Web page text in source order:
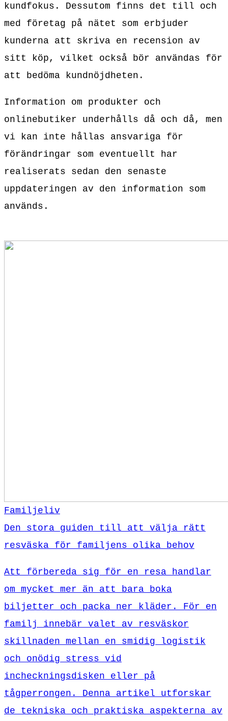
kundfokus. Dessutom finns det till och
med företag på nätet som erbjuder
kunderna att skriva en recension av
sitt köp, vilket också bör användas för
att bedöma kundnöjdheten.
Information om produkter och
onlinebutiker underhålls då och då, men
vi kan inte hållas ansvariga för
förändringar som eventuellt har
realiserats sedan den senaste
uppdateringen av den information som
används.
Familjeliv
Den stora guiden till att välja rätt
resväska för familjens olika behov
Att förbereda sig för en resa handlar
om mycket mer än att bara boka
biljetter och packa ner kläder. För en
familj innebär valet av resväskor
skillnaden mellan en smidig logistik
och onödig stress vid
incheckningsdisken eller på
tågperrongen. Denna artikel utforskar
de tekniska och praktiska aspekterna av